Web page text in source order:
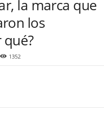
la marca que
los
1352